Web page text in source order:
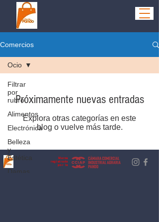
Comercios
Filtrar
por
rubro
Alimentos
Electrónica
Belleza
y
Estética
Damas
Ocio
Próximamente nuevas entradas
Explora otras categorías en este
blog o vuelve más tarde.
Marca
registrada
por la